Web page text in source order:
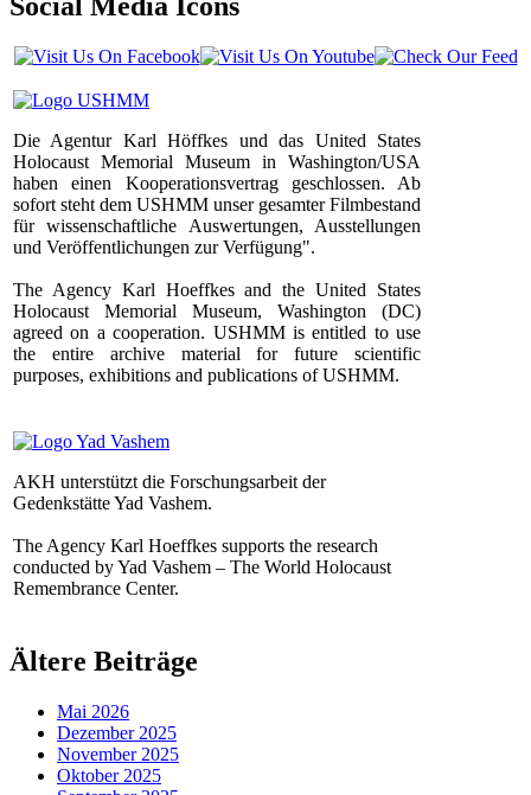
Die Agentur Karl Höffkes und das United States
Holocaust Memorial Museum in Washington/USA
haben einen Kooperationsvertrag geschlossen. Ab
sofort steht dem USHMM unser gesamter Filmbestand
für wissenschaftliche Auswertungen, Ausstellungen
und Veröffentlichungen zur Verfügung".
The Agency Karl Hoeffkes and the United States
Holocaust Memorial Museum, Washington (DC)
agreed on a cooperation. USHMM is entitled to use
the entire archive material for future scientific
purposes, exhibitions and publications of USHMM.
AKH unterstützt die Forschungsarbeit der
Gedenkstätte Yad Vashem.
The Agency Karl Hoeffkes supports the research
conducted by Yad Vashem – The World Holocaust
Remembrance Center.
Ältere Beiträge
Mai 2026
Dezember 2025
November 2025
Oktober 2025